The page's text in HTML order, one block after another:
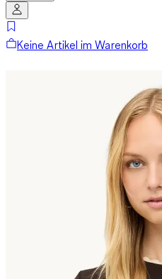
Keine Artikel im Warenkorb